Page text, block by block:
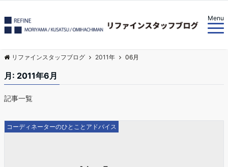
Menu
リファインスタッフブログ 2011年 06月
月: 2011年6月
記事一覧
コーディネーターのひとことアドバイス